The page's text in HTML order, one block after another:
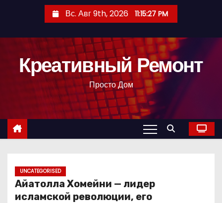
с
Вс. Авг 9th, 2026 11:15:28 PM
Креативный Ремонт
Просто Дом
UNCATEGORISED
Айатолла Хомейни — лидер
исламской революции, его